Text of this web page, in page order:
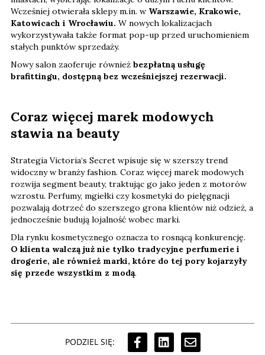
Wcześniej otwierała sklepy m.in. w Warszawie, Krakowie,
Katowicach i Wrocławiu. W nowych lokalizacjach
wykorzystywała także format pop-up przed uruchomieniem
stałych punktów sprzedaży.
Nowy salon zaoferuje również bezpłatną usługę
brafittingu, dostępną bez wcześniejszej rezerwacji.
Coraz więcej marek modowych
stawia na beauty
Strategia Victoria‘s Secret wpisuje się w szerszy trend
widoczny w branży fashion. Coraz więcej marek modowych
rozwija segment beauty, traktując go jako jeden z motorów
wzrostu. Perfumy, mgiełki czy kosmetyki do pielęgnacji
pozwalają dotrzeć do szerszego grona klientów niż odzież, a
jednocześnie budują lojalność wobec marki.
Dla rynku kosmetycznego oznacza to rosnącą konkurencję.
O klienta walczą już nie tylko tradycyjne perfumerie i
drogerie, ale również marki, które do tej pory kojarzyły
się przede wszystkim z modą.
PODZIEL SIĘ: